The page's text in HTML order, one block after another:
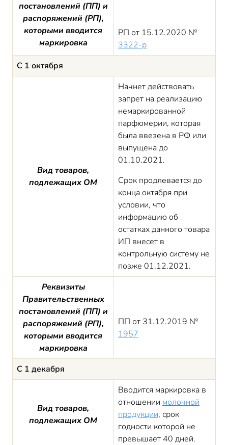
постановлений (ПП) и
распоряжений (РП),
которыми вводится
маркировка
РП от 15.12.2020 №
3322-р
С 1 октября
Вид товаров,
подлежащих ОМ
Начнет действовать
запрет на реализацию
немаркированной
парфюмерии, которая
была ввезена в РФ или
выпущена до
01.10.2021.
Срок продлевается до
конца октября при
условии, что
информацию об
остатках данного товара
ИП внесет в
контрольную систему не
позже 01.12.2021.
Реквизиты
Правительственных
постановлений (ПП) и
распоряжений (РП),
которыми вводится
маркировка
ПП от 31.12.2019 №
1957
С 1 декабря
Вид товаров,
подлежащих ОМ
Вводится маркировка в
отношении молочной
продукции, срок
годности которой не
превышает 40 дней.